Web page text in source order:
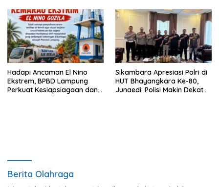
Hadapi Ancaman El Nino
Ekstrem, BPBD Lampung
Perkuat Kesiapsiagaan dan
Sikambara Apresiasi Polri di
HUT Bhayangkara Ke-80,
Junaedi: Polisi Makin Dekat
Berita Olahraga